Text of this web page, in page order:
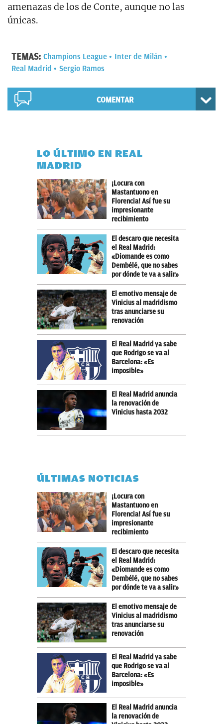
amenazas de los de Conte, aunque no las
únicas.
TEMAS: Champions League
Inter de Milán
Real Madrid
Sergio Ramos
COMENTAR
LO ÚLTIMO EN REAL
MADRID
¡Locura con
Mastantuono en
Florencia! Así fue su
impresionante
recibimiento
El descaro que necesita
el Real Madrid:
«Diomande es como
Dembélé, que no sabes
por dónde te va a salir»
El emotivo mensaje de
Vinicius al madridismo
tras anunciarse su
renovación
El Real Madrid ya sabe
que Rodrigo se va al
Barcelona: «Es
imposible»
El Real Madrid anuncia
la renovación de
Vinicius hasta 2032
ÚLTIMAS NOTICIAS
¡Locura con
Mastantuono en
Florencia! Así fue su
impresionante
recibimiento
El descaro que necesita
el Real Madrid:
«Diomande es como
Dembélé, que no sabes
por dónde te va a salir»
El emotivo mensaje de
Vinicius al madridismo
tras anunciarse su
renovación
El Real Madrid ya sabe
que Rodrigo se va al
Barcelona: «Es
imposible»
El Real Madrid anuncia
la renovación de